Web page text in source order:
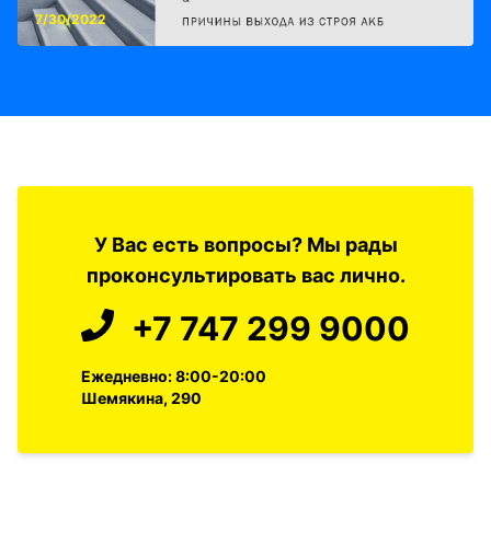
7/30/2022
У Вас есть вопросы? Мы рады
проконсультировать вас лично.
+7 747 299 9000
Ежедневно: 8:00-20:00
Шемякина, 290